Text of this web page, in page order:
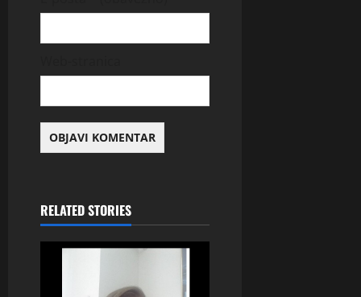
RELATED STORIES